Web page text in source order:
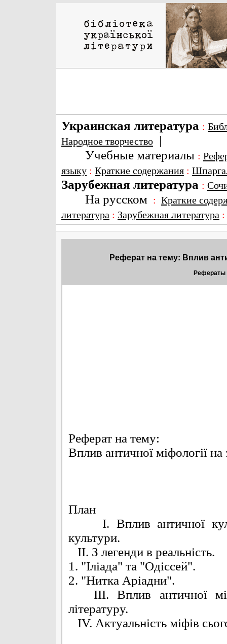
Украинская литература :
Народное творчество |
Учебные материалы :
языку : Краткие содержания :
Зарубежная литература :
На русском : Краткие
литература : Зарубежная литература
Реферат на тему: Вплив
Рефераты
Реферат на тему:
Вплив античної міфології на
План
І. Вплив античної
культури.
ІІ. З легенди в реальність.
1. "Іліада" та "Одіссей".
2. "Нитка Аріадни".
ІІІ. Вплив античної
літературу.
ІV. Актуальність міфів